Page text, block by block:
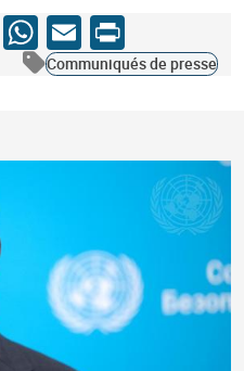
WhatsApp
Email
Print
Communiqués de presse